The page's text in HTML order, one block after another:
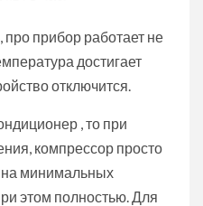
про прибор работает не
достигает
отключится.
, то при
компрессор просто
минимальных
этом полностью. Для